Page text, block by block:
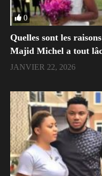
0
Quelles sont les
Majid Michel a tout
JANVIER 22, 2026